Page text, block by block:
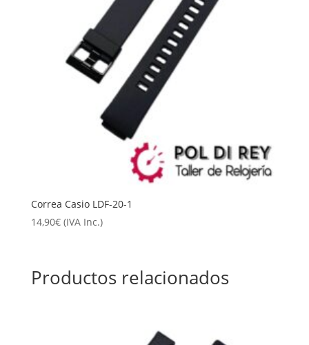
Correa Casio LDF-20-1
14,90€ (IVA Inc.)
Productos relacionados